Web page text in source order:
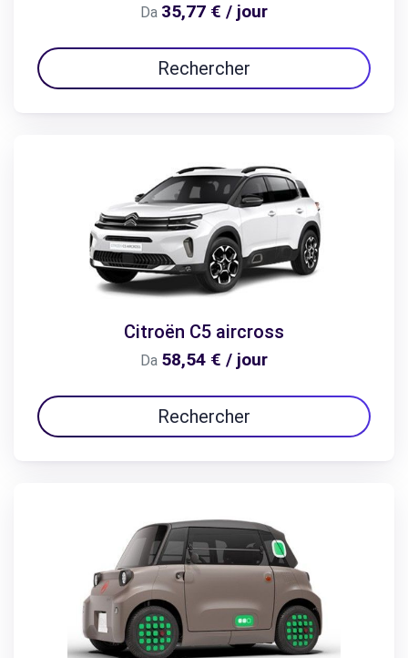
Da 35,77 € / jour
Rechercher
Citroën C5 aircross
Da 58,54 € / jour
Rechercher